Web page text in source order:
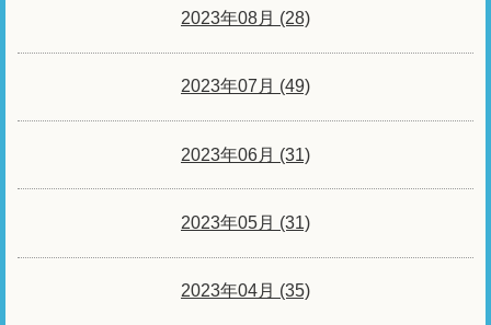
2023年08月 (28)
2023年07月 (49)
2023年06月 (31)
2023年05月 (31)
2023年04月 (35)